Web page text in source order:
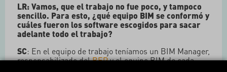
LR: Vamos, que el trabajo no fue poco, y tampoco
sencillo. Para esto, ¿qué equipo BIM se conformó y
cuáles fueron los software escogidos para sacar
adelante todo el trabajo?
SC: En el equipo de trabajo teníamos un BIM Manager,
responsabilizado delBEPy el equipo BIM de cada